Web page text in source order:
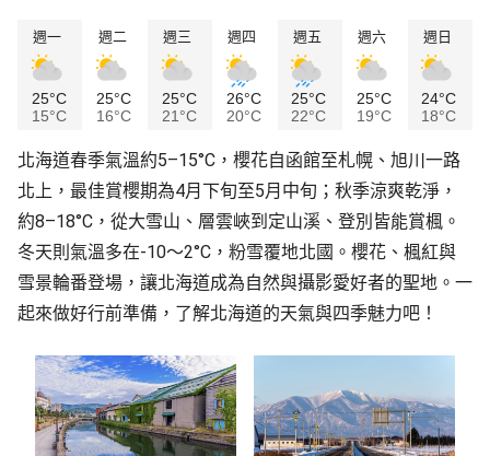
週一
25°C
15°C
週二
25°C
16°C
週三
25°C
21°C
週四
26°C
20°C
週五
25°C
22°C
週六
25°C
19°C
週日
24°C
18°C
北海道春季氣溫約5–15°C，櫻花自函館至札幌、旭川一路
北上，最佳賞櫻期為4月下旬至5月中旬；秋季涼爽乾淨，
約8–18°C，從大雪山、層雲峽到定山溪、登別皆能賞楓。
冬天則氣溫多在-10～2°C，粉雪覆地北國。櫻花、楓紅與
雪景輪番登場，讓北海道成為自然與攝影愛好者的聖地。一
起來做好行前準備，了解北海道的天氣與四季魅力吧！